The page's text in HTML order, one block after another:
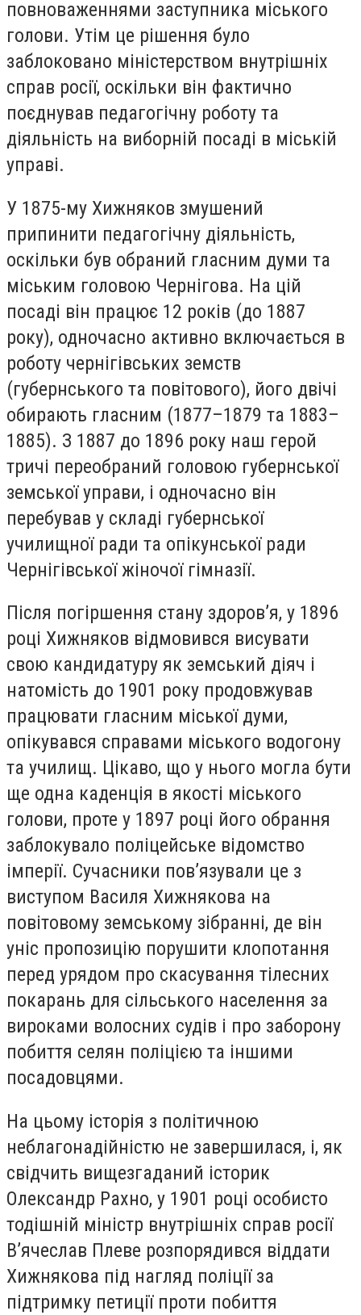
повноваженнями заступника міського
голови. Утім це рішення було
заблоковано міністерством внутрішніх
справ росії, оскільки він фактично
поєднував педагогічну роботу та
діяльність на виборній посаді в міській
управі.
У 1875-му Хижняков змушений
припинити педагогічну діяльність,
оскільки був обраний гласним думи та
міським головою Чернігова. На цій
посаді він працює 12 років (до 1887
року), одночасно активно включається в
роботу чернігівських земств
(губернського та повітового), його двічі
обирають гласним (1877–1879 та 1883–
1885). З 1887 до 1896 року наш герой
тричі переобраний головою губернської
земської управи, і одночасно він
перебував у складі губернської
училищної ради та опікунської ради
Чернігівської жіночої гімназії.
Після погіршення стану здоров’я, у 1896
році Хижняков відмовився висувати
свою кандидатуру як земський діяч і
натомість до 1901 року продовжував
працювати гласним міської думи,
опікувався справами міського водогону
та училищ. Цікаво, що у нього могла бути
ще одна каденція в якості міського
голови, проте у 1897 році його обрання
заблокувало поліцейське відомство
імперії. Сучасники пов’язували це з
виступом Василя Хижнякова на
повітовому земському зібранні, де він
уніс пропозицію порушити клопотання
перед урядом про скасування тілесних
покарань для сільського населення за
вироками волосних судів і про заборону
побиття селян поліцією та іншими
посадовцями.
На цьому історія з політичною
неблагонадійністю не завершилася, і, як
свідчить вищезгаданий історик
Олександр Рахно, у 1901 році особисто
тодішній міністр внутрішніх справ росії
В’ячеслав Плеве розпорядився віддати
Хижнякова під нагляд поліції за
підтримку петиції проти побиття